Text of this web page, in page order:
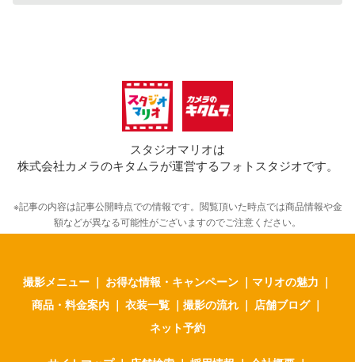
スタジオマリオは
株式会社カメラのキタムラが運営するフォトスタジオです。
※記事の内容は記事公開時点での情報です。閲覧頂いた時点では商品情報や金
額などが異なる可能性がございますのでご注意ください。
撮影メニュー ｜ お得な情報・キャンペーン ｜ マリオの魅力 ｜
商品・料金案内 ｜ 衣装一覧 ｜ 撮影の流れ ｜ 店舗ブログ ｜
ネット予約